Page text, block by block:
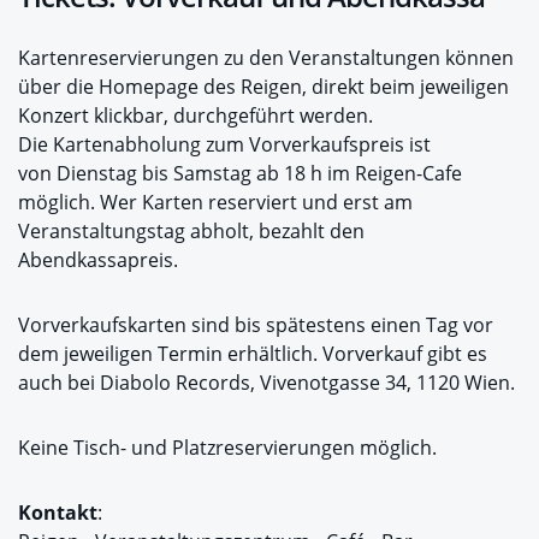
Kartenreservierungen zu den Veranstaltungen können
über die Homepage des Reigen, direkt beim jeweiligen
Konzert klickbar, durchgeführt werden.
Die Kartenabholung zum Vorverkaufspreis ist
von Dienstag bis Samstag ab 18 h im Reigen-Cafe
möglich. Wer Karten reserviert und erst am
Veranstaltungstag abholt, bezahlt den
Abendkassapreis.
Vorverkaufskarten sind bis spätestens einen Tag vor
dem jeweiligen Termin erhältlich. Vorverkauf gibt es
auch bei Diabolo Records, Vivenotgasse 34, 1120 Wien.
Keine Tisch- und Platzreservierungen möglich.
Kontakt: